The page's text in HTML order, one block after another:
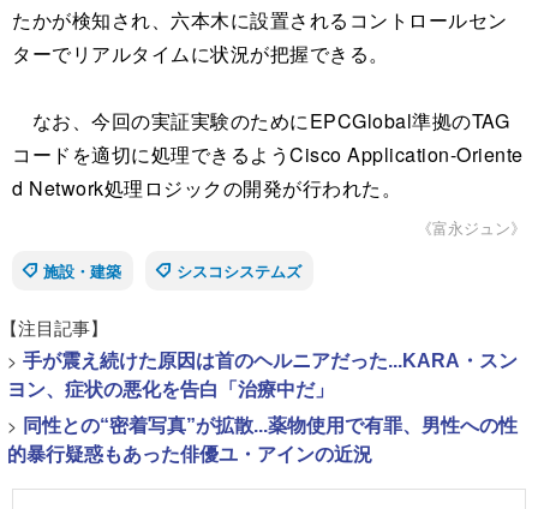
たかが検知され、六本木に設置されるコントロールセン
ターでリアルタイムに状況が把握できる。
なお、今回の実証実験のためにEPCGlobal準拠のTAG
コードを適切に処理できるようCisco Application-Oriente
d Network処理ロジックの開発が行われた。
《富永ジュン》
施設・建築
シスコシステムズ
【注目記事】
> 手が震え続けた原因は首のヘルニアだった...KARA・スン
ヨン、症状の悪化を告白「治療中だ」
> 同性との“密着写真”が拡散...薬物使用で有罪、男性への性
的暴行疑惑もあった俳優ユ・アインの近況